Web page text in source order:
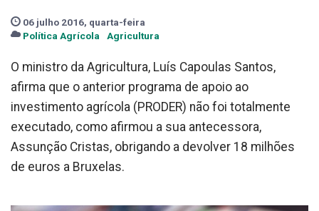
06 julho 2016, quarta-feira
Política Agrícola
Agricultura
O ministro da Agricultura, Luís Capoulas Santos,
afirma que o anterior programa de apoio ao
investimento agrícola (PRODER) não foi totalmente
executado, como afirmou a sua antecessora,
Assunção Cristas, obrigando a devolver 18 milhões
de euros a Bruxelas.